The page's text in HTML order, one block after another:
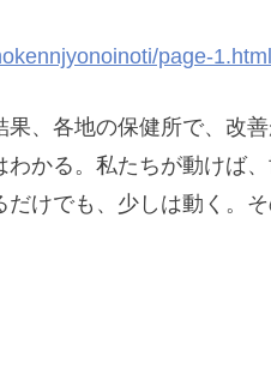
page-1.html
果、各地の保健所で、改
かる。私たちが動けば
だけでも、少しは動く。